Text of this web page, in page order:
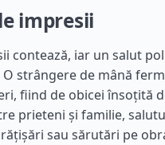
impresii
contează, iar un salut
strângere de mână
fiind de obicei însoțită
prieteni și familie,
sau sărutări pe